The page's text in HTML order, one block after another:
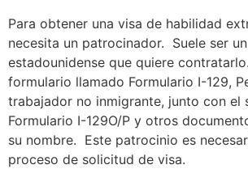
Para obtener una visa de habilidad
necesita un patrocinador. Suele ser
estadounidense que quiere
formulario llamado Formulario I-129,
trabajador no inmigrante, junto con el
Formulario I-129O/P y otros
su nombre. Este patrocinio es
proceso de solicitud de visa.